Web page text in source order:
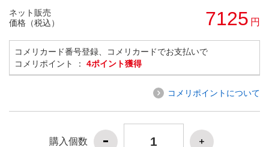
ネット販売
価格（税込）
7125 円
コメリカード番号登録、コメリカードでお支払いで
コメリポイント ： 4ポイント獲得
コメリポイントについて
購入個数